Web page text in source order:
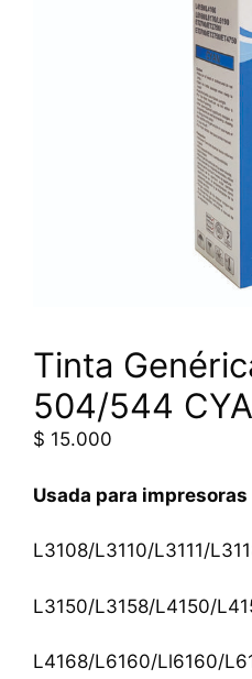
Tinta
504/544
$ 15.000
Usada para impresoras
L3108/L3110/L3111/
L3150/L3158/L4150/
L4168/L6160/Ll6160/